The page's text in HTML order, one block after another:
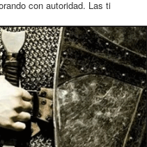
con autoridad. Las ti